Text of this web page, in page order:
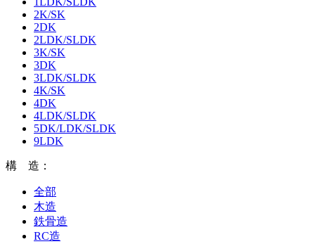
2K/SK
2DK
2LDK/SLDK
3K/SK
3DK
3LDK/SLDK
4K/SK
4DK
4LDK/SLDK
5DK/LDK/SLDK
9LDK
構 造：
全部
木造
鉄骨造
RC造